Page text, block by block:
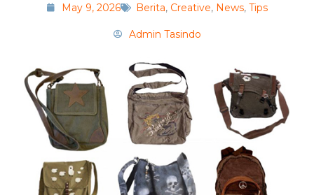
May 9, 2026 Berita, Creative, News, Tips
Admin Tasindo